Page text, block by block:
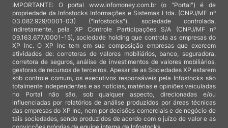
IMPORTANTE: O portal www.infomoney.com.br (o "Portal") é de
propriedade da Infostocks Informações e Sistemas Ltda. (CNPJ/MF nº
03.082.929/0001-03) ("Infostocks"), sociedade controlada,
indiretamente, pela XP Controle Participações S/A (CNPJ/MF nº
09.163.677/0001-15), sociedade holding que controla as empresas do
XP Inc. O XP Inc tem em sua composição empresas que exercem
atividades de: corretoras de valores mobiliários, banco, seguradora,
corretora de seguros, análise de investimentos de valores mobiliários,
gestoras de recursos de terceiros. Apesar de as Sociedades XP estarem
sob controle comum, os executivos responsáveis pela Infostocks são
totalmente independentes e as notícias, matérias e opiniões veiculadas
no Portal não são, sob qualquer aspecto, direcionadas e/ou
influenciadas por relatórios de análise produzidos por áreas técnicas
das empresas do XP Inc, nem por decisões comerciais e de negócio de
tais sociedades, sendo produzidos de acordo com o juízo de valor e as
convicções próprias da equipe interna da Infostocks.